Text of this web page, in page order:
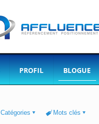
PROFIL BLOGUE
Catégories Mots clés